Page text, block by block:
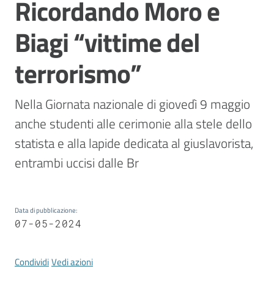
Amministrazione
Menu selezionato
Vivere
Modena
Argomenti
Seguici
Ricordando Moro e
Biagi “vittime del
terrorismo”
Nella Giornata nazionale di giovedì 9 maggio
anche studenti alle cerimonie alla stele dello
statista e alla lapide dedicata al giuslavorista,
entrambi uccisi dalle Br
Data di pubblicazione:
07-05-2024
CondividiVedi azioni